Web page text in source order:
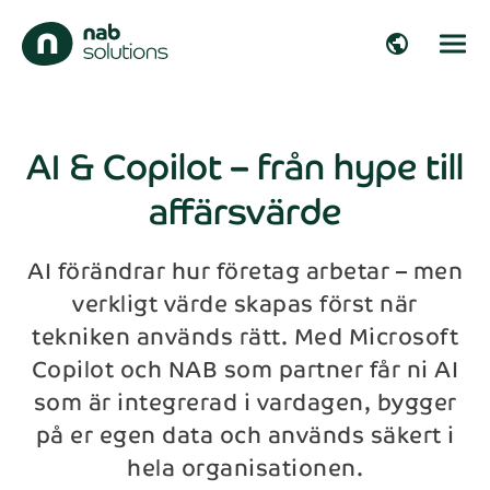
public
arrow_right_alt
arrow_right_alt
arrow_right_alt
AI & Copilot – från hype till
affärsvärde
AI förändrar hur företag arbetar – men
verkligt värde skapas först när
tekniken används rätt. Med Microsoft
Copilot och NAB som partner får ni AI
som är integrerad i vardagen, bygger
på er egen data och används säkert i
hela organisationen.
close
kort!
Efternamn*
Företag